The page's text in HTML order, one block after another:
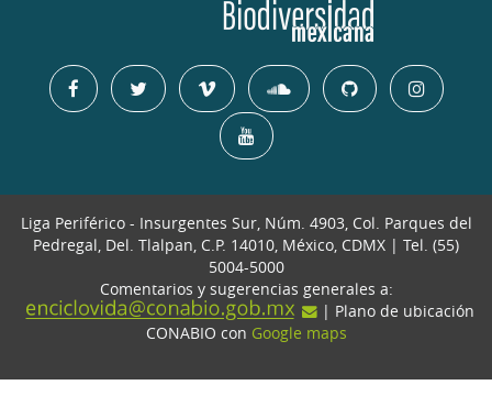
Liga Periférico - Insurgentes Sur, Núm. 4903, Col. Parques del
Pedregal, Del. Tlalpan, C.P. 14010, México, CDMX | Tel. (55)
5004-5000
Comentarios y sugerencias generales a:
| Plano de ubicación
CONABIO con Google maps